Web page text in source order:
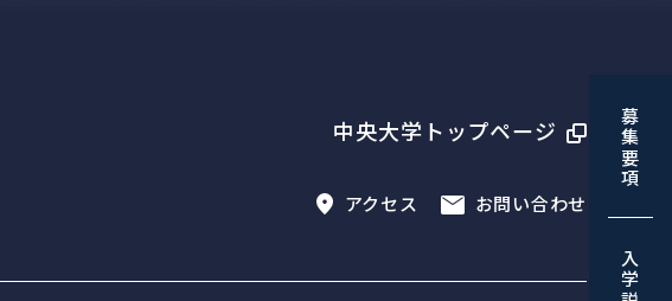
中央大学トップページ
アクセス お問い合わせ
募集要項